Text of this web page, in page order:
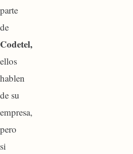
parte
de
Codetel,
ellos
hablen
de su
empresa,
pero
si